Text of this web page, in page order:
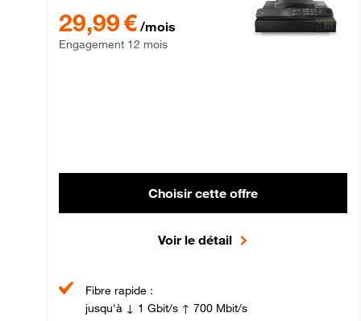
29,99 € par mois , Engagement 12 mois
29,99 € /mois
Engagement 12 mois
Choisir cette offre
Voir le détail
Fibre rapide :
jusqu'à ↓ 1 Gbit/s ↑ 700 Mbit/s